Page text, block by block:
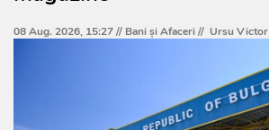
08 Aug. 2026, 15:27 // Bani și Afaceri// Ursu Victor